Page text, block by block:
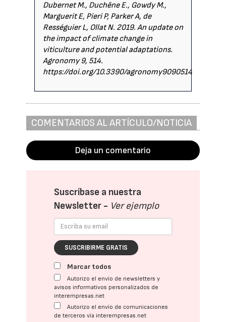
Dubernet M., Duchêne E., Gowdy M.,
Marguerit E, Pieri P, Parker A, de
Rességuier L, Ollat N. 2019. An update on
the impact of climate change in
viticulture and potential adaptations.
Agronomy 9, 514.
https://doi.org/10.3390/agronomy9090514
COMENTARIOS AL ARTÍCULO/NOTICIA
Deja un comentario
Suscríbase a nuestra
Newsletter - Ver ejemplo
SUSCRIBIRME GRATIS
Marcar todos
Autorizo el envío de newsletters y
avisos informativos personalizados de
interempresas.net
Autorizo el envío de comunicaciones
de terceros vía interempresas.net